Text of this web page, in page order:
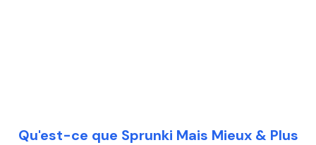
Qu'est-ce que Sprunki Mais Mieux & Plus